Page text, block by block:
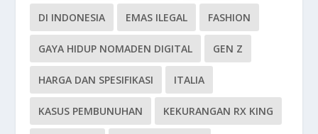
DI INDONESIA EMAS ILEGAL FASHION
GAYA HIDUP NOMADEN DIGITAL GEN Z
HARGA DAN SPESIFIKASI ITALIA
KASUS PEMBUNUHAN KEKURANGAN RX KING